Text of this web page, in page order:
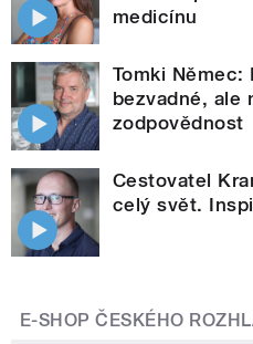
medicínu
Tomki Němec:
bezvadné, ale
zodpovědnost
Cestovatel
celý svět.
E-SHOP ČESKÉHO